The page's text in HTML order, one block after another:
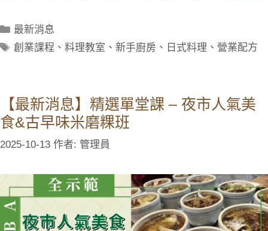
最新消息
創業課程 、料理教室 、新手廚房 、 日式料理 、 營業配方
【最新消息】精選單堂課 – 夜市人氣美
食&古早味米磨粿班
2025-10-13 作者: 管理員